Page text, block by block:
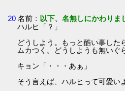
20 名前： 以下、名無しにかわりま
ハルヒ「？」
どうしよう。もっと酷い事した
ムカつく。どうしようも無いぐ
キョン「・・・あぁ」
そう言えば、ハルヒって可愛い